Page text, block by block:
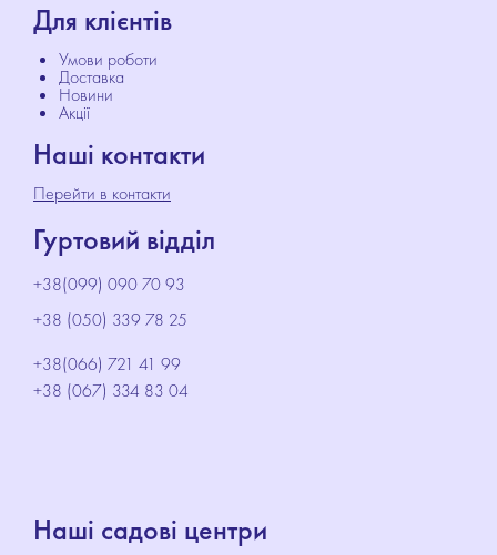
Для клієнтів
Умови роботи
Доставка
Новини
Акції
Наші контакти
Перейти в контакти
Гуртовий відділ
+38(099) 090 70 93
+38 (050) 339 78 25
+38(066) 721 41 99
+38 (067) 334 83 04
Наші садові центри